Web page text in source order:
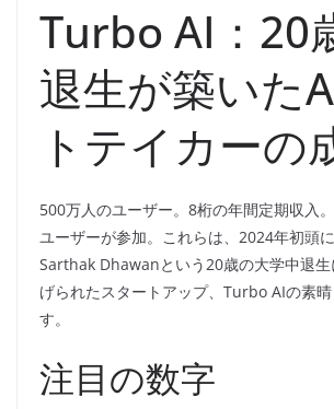
Turbo AI：20
退生が築いた
トテイカーの
500万人のユーザー。8桁の年間定期収入
ユーザーが参加。これらは、2024年初頭
Sarthak Dhawanという20歳の大学中退生
げられたスタートアップ、Turbo AIの素
す。
注目の数字